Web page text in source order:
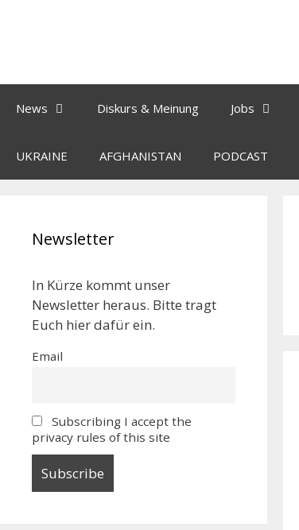
News Diskurs & Meinung Jobs
UKRAINE AFGHANISTAN PODCAST
Newsletter
In Kürze kommt unser
Newsletter heraus. Bitte tragt
Euch hier dafür ein.
Email
Subscribing I accept the
privacy rules of this site